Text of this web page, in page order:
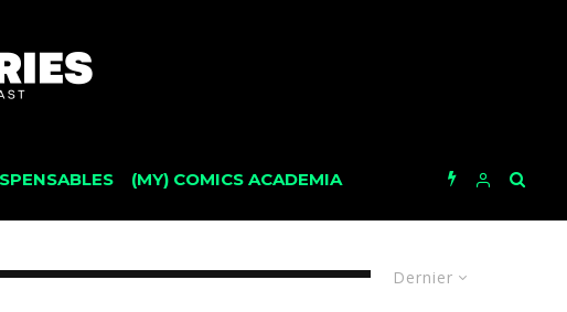
(MY) COMICS ACADEMIA
Dernier